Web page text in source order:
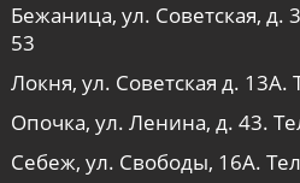
Бежаница, ул. Советская, д.
53
Локня, ул. Советская д. 13А.
Опочка, ул. Ленина, д. 43.
Себеж, ул. Свободы, 16А.